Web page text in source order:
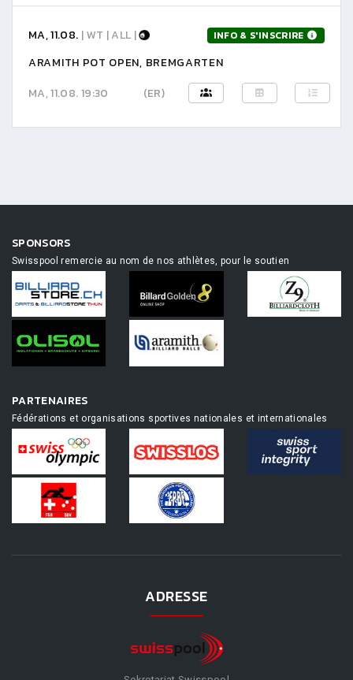
MA, 11.08. | WT | ALL | INFO & S'INSCRIRE
ARAMITH POT OPEN, BREMGARTEN
MA, 11.08. 19:30
(ER)
SPONSORS
Swisspool remercie au nom de nos athlètes, pour le soutien
PARTENAIRES
Fédérations et organisations sportives nationales et internationales
ADRESSE